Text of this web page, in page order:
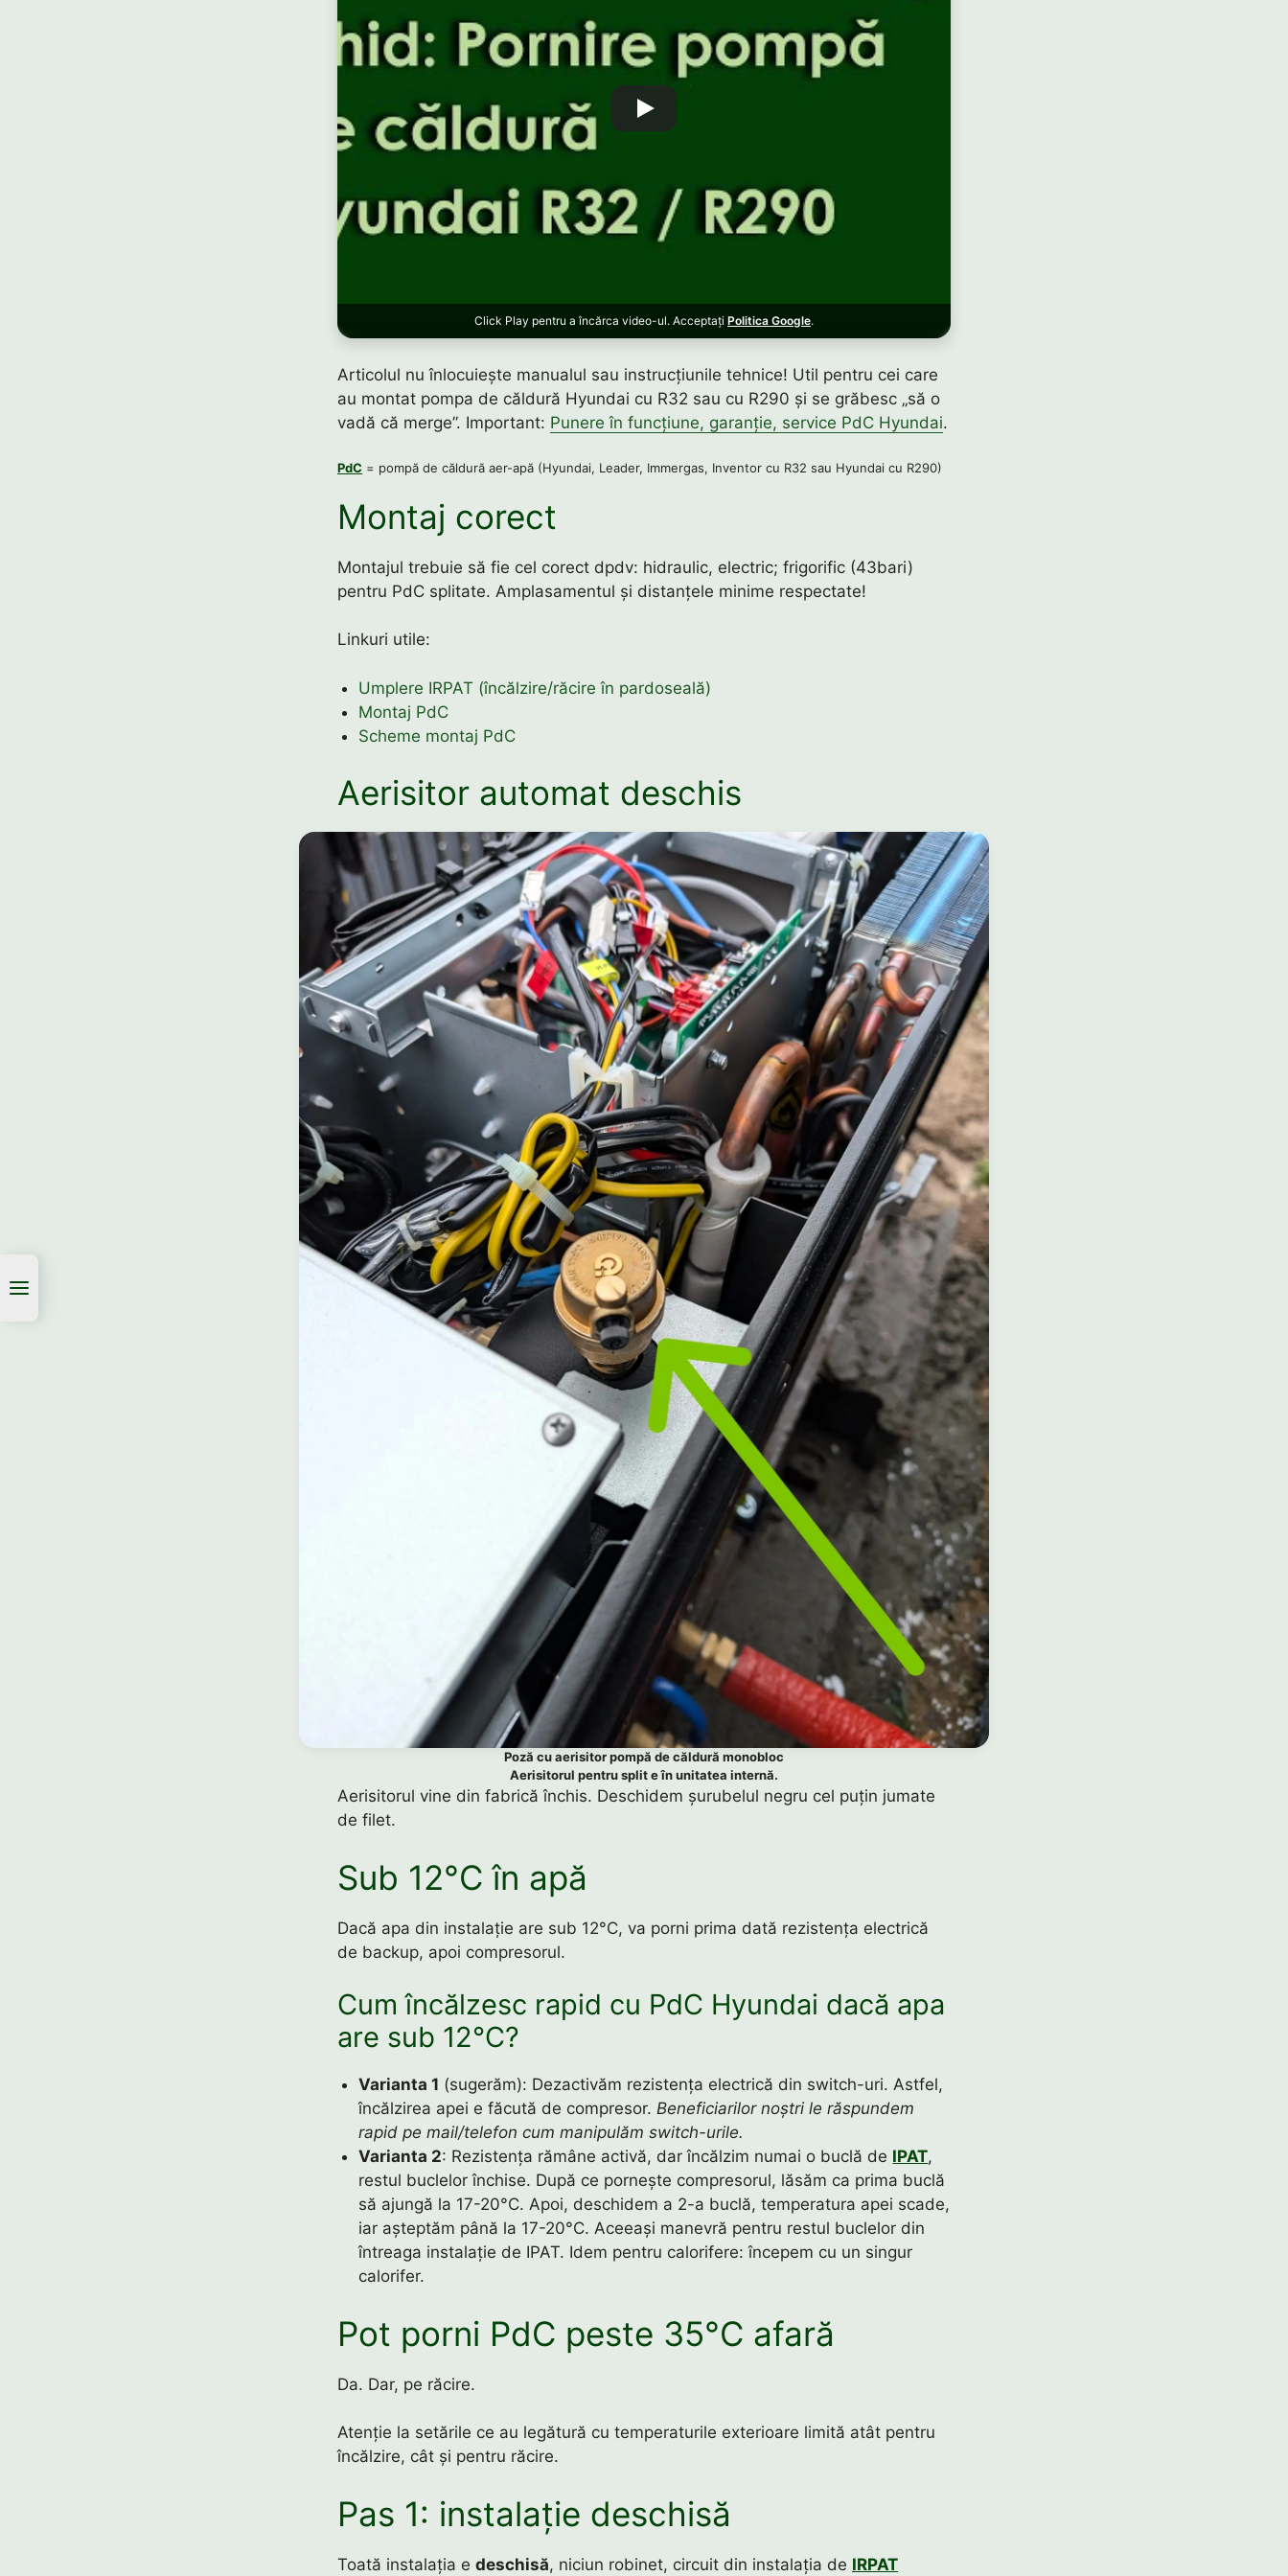
Click Play pentru a încărca video-ul. Acceptați Politica Google.
Articolul nu înlocuiește manualul sau instrucțiunile tehnice! Util pentru cei care
au montat pompa de căldură Hyundai cu R32 sau cu R290 și se grăbesc „să o
vadă că merge”. Important: Punere în funcțiune, garanție, service PdC Hyundai.
PdC = pompă de căldură aer-apă (Hyundai, Leader, Immergas, Inventor cu R32 sau Hyundai cu R290)
Montaj corect
Montajul trebuie să fie cel corect dpdv: hidraulic, electric; frigorific (43bari)
pentru PdC splitate. Amplasamentul și distanțele minime respectate!
Linkuri utile:
Umplere IRPAT (încălzire/răcire în pardoseală)
Montaj PdC
Scheme montaj PdC
Aerisitor automat deschis
Poză cu aerisitor pompă de căldură monobloc
Aerisitorul pentru split e în unitatea internă.
Aerisitorul vine din fabrică închis. Deschidem șurubelul negru cel puțin jumate
de filet.
Sub 12°C în apă
Dacă apa din instalație are sub 12°C, va porni prima dată rezistența electrică
de backup, apoi compresorul.
Cum încălzesc rapid cu PdC Hyundai dacă apa
are sub 12°C?
Varianta 1 (sugerăm): Dezactivăm rezistența electrică din switch-uri. Astfel,
încălzirea apei e făcută de compresor.Beneficiarilor noștri le răspundem
rapid pe mail/telefon cum manipulăm switch-urile.
Varianta 2: Rezistența rămâne activă, dar încălzim numai o buclă de IPAT,
restul buclelor închise. După ce pornește compresorul, lăsăm ca prima buclă
să ajungă la 17-20°C. Apoi, deschidem a 2-a buclă, temperatura apei scade,
iar așteptăm până la 17-20°C. Aceeași manevră pentru restul buclelor din
întreaga instalație de IPAT. Idem pentru calorifere: începem cu un singur
calorifer.
Pot porni PdC peste 35°C afară
Da. Dar, pe răcire.
Atenție la setările ce au legătură cu temperaturile exterioare limită atât pentru
încălzire, cât și pentru răcire.
Pas 1: instalație deschisă
Toată instalația e deschisă, niciun robinet, circuit din instalația de IRPAT